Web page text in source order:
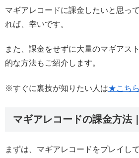
マギアレコードに課金したいと思っ
れば、幸いです。
また、課金をせずに大量のマギアス
的な方法もご紹介します。
※すぐに裏技が知りたい人は★こち
マギアレコードの課金方法
まずは、マギアレコードをプレイし